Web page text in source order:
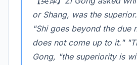
or Shang, was the
"Shi goes beyond the due
does not come up to it."
Gong, "the superiority is